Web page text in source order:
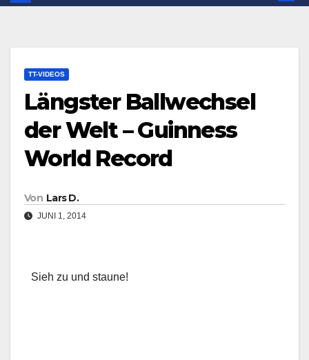
TT-VIDEOS
Längster Ballwechsel
der Welt – Guinness
World Record
Von Lars D.
JUNI 1, 2014
Sieh zu und staune!